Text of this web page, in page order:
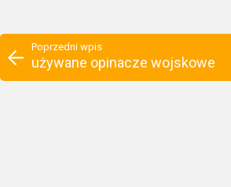
Poprzedni wpis
używane opinacze wojskowe